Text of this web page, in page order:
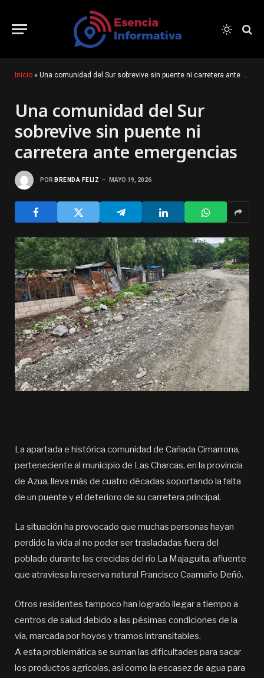
Inicio » Una comunidad del Sur sobrevive sin puente ni carretera ante emergencias
Una comunidad del Sur
sobrevive sin puente ni
carretera ante emergencias
POR BRENDA FELIZ MAYO 19, 2026
La apartada e histórica comunidad de Cañada Cimarrona,
perteneciente al municipio de Las Charcas, en la provincia
de Azua, lleva más de cuatro décadas soportando la falta
de un puente y el deterioro de su carretera principal.
La situación ha provocado que muchas personas hayan
perdido la vida al no poder ser trasladadas fuera del
poblado durante las crecidas del río La Majaguita, afluente
que atraviesa la reserva natural Francisco Caamaño Deñó.
Otros residentes tampoco han logrado llegar a tiempo a
centros de salud debido a las pésimas condiciones de la
vía, marcada por hoyos y tramos intransitables.
A esta problemática se suman las dificultades para sacar
los productos agrícolas, así como la escasez de agua para